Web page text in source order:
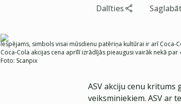
Dalīties Saglabāt
Iespējams, simbols visai mūsdienu patēriņa kultūrai ir arī Coca-
Coca-Cola akcijas cena aprīlī izrādījās pieaugusi vairāk nekā par
Foto: Scanpix
ASV akciju cenu
veiksminiekiem. ASV ar